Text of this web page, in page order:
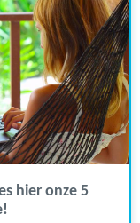
hier onze 5